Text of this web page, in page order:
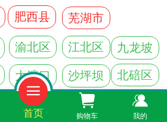
肥西县 芜湖市
渝北区 江北区 九龙坡
大渡口 沙坪坝 北碚区
江津区 合川区 永川区
首页 购物车 我的